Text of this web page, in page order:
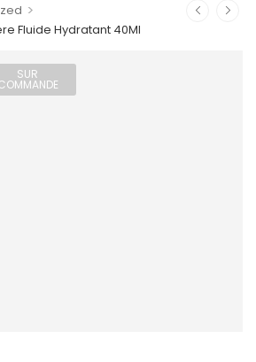
>
Fluide Hydratant 40Ml
SUR